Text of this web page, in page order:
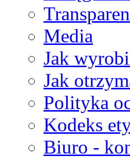
Media
Jak
Jak
Polityka
Kodeks
Biuro -